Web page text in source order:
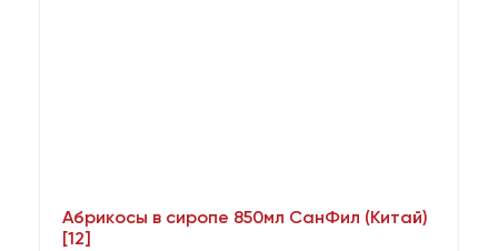
Абрикосы в сиропе 850мл СанФил (Китай)
[12]